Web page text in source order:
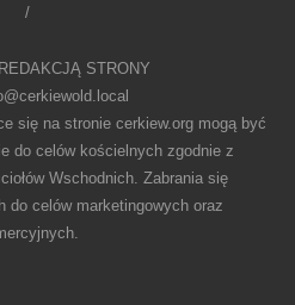
/
STRONY
się na stronie cerkiew.org mogą być
do celów kościelnych zgodnie z
Wschodnich. Zabrania się
do celów marketingowych oraz